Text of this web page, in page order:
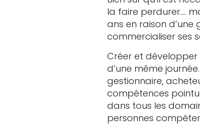
la faire perdurer….
ans en raison
commercialiser ses
Créer et
d’une même
gestionnaire,
compétences
dans tous les
personnes